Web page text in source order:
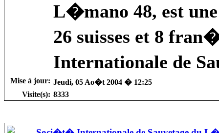
L�mano 48, est une
26 suisses et 8
Internationale de
Mise à jour: Jeudi, 05 Ao�t 2004 � 12:25
Visite(s): 8333